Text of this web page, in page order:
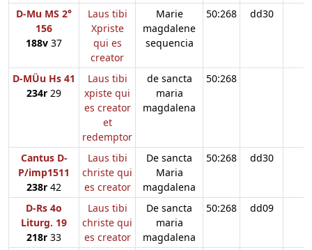
D-Mu MS 2°
156
188v 37
Laus tibi
Xpriste
qui es
creator
Marie
magdalene
sequencia
50:268 dd30
D-MÜu Hs 41
234r 29
Laus tibi
xpiste qui
es creator
et
redemptor
de sancta
maria
magdalena
50:268
Cantus D-
P/imp1511
238r 42
Laus tibi
christe qui
es creator
De sancta
Maria
magdalena
50:268 dd30
D-Rs 4o
Liturg. 19
218r 33
Laus tibi
christe qui
es creator
De sancta
maria
magdalena
50:268 dd09